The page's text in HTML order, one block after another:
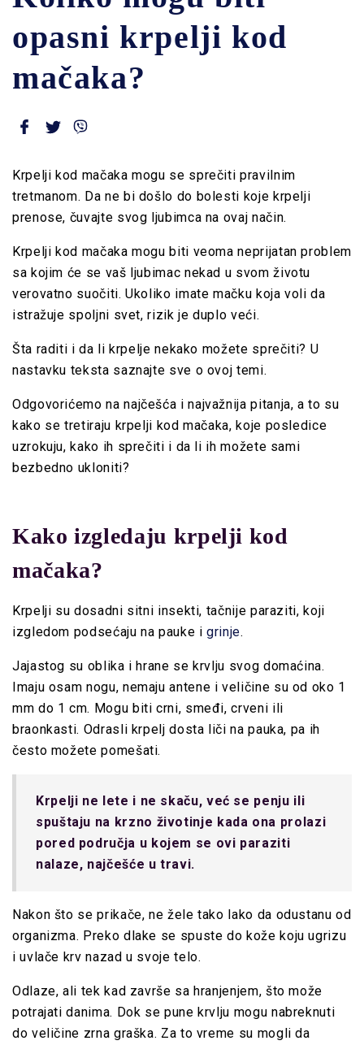
opasni krpelji kod
mačaka?
Krpelji kod mačaka mogu se sprečiti pravilnim
tretmanom. Da ne bi došlo do bolesti koje krpelji
prenose, čuvajte svog ljubimca na ovaj način.
Krpelji kod mačaka mogu biti veoma neprijatan problem
sa kojim će se vaš ljubimac nekad u svom životu
verovatno suočiti. Ukoliko imate mačku koja voli da
istražuje spoljni svet, rizik je duplo veći.
Šta raditi i da li krpelje nekako možete sprečiti? U
nastavku teksta saznajte sve o ovoj temi.
Odgovorićemo na najčešća i najvažnija pitanja, a to su
kako se tretiraju krpelji kod mačaka, koje posledice
uzrokuju, kako ih sprečiti i da li ih možete sami
bezbedno ukloniti?
Kako izgledaju krpelji kod
mačaka?
Krpelji su dosadni sitni insekti, tačnije paraziti, koji
izgledom podsećaju na pauke igrinje.
Jajastog su oblika i hrane se krvlju svog domaćina.
Imaju osam nogu, nemaju antene i veličine su od oko 1
mm do 1 cm. Mogu biti crni, smeđi, crveni ili
braonkasti. Odrasli krpelj dosta liči na pauka, pa ih
često možete pomešati.
Krpelji ne lete i ne skaču, već se penju ili
spuštaju na krzno životinje kada ona prolazi
pored područja u kojem se ovi paraziti
nalaze, najčešće u travi.
Nakon što se prikače, ne žele tako lako da odustanu od
organizma. Preko dlake se spuste do kože koju ugrizu
i uvlače krv nazad u svoje telo.
Odlaze, ali tek kad završe sa hranjenjem, što može
potrajati danima. Dok se pune krvlju mogu nabreknuti
do veličine zrna graška. Za to vreme su mogli da